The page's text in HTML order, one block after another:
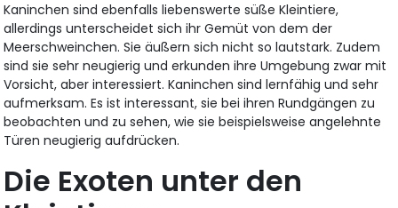
Kaninchen sind ebenfalls liebenswerte süße Kleintiere,
allerdings unterscheidet sich ihr Gemüt von dem der
Meerschweinchen. Sie äußern sich nicht so lautstark. Zudem
sind sie sehr neugierig und erkunden ihre Umgebung zwar mit
Vorsicht, aber interessiert. Kaninchen sind lernfähig und sehr
aufmerksam. Es ist interessant, sie bei ihren Rundgängen zu
beobachten und zu sehen, wie sie beispielsweise angelehnte
Türen neugierig aufdrücken.
Die Exoten unter den